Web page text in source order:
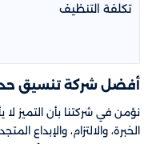
تكلفة التنظيف
أفضل شركة تنسيق
نؤمن في شركتنا بأن التميز
الخبرة، والالتزام، والإبداع